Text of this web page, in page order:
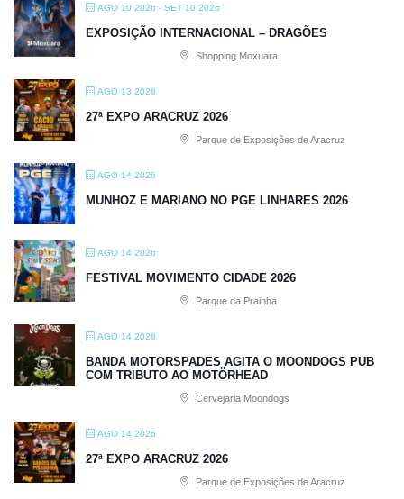
AGO 10 2026 - SET 10 2026
EXPOSIÇÃO INTERNACIONAL – DRAGÕES
Shopping Moxuara
AGO 13 2026
27ª EXPO ARACRUZ 2026
Parque de Exposições de Aracruz
AGO 14 2026
MUNHOZ E MARIANO NO PGE LINHARES 2026
AGO 14 2026
FESTIVAL MOVIMENTO CIDADE 2026
Parque da Prainha
AGO 14 2026
BANDA MOTORSPADES AGITA O MOONDOGS PUB
COM TRIBUTO AO MOTÖRHEAD
Cervejaria Moondogs
AGO 14 2026
27ª EXPO ARACRUZ 2026
Parque de Exposições de Aracruz